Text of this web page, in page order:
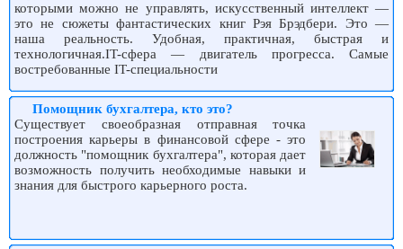
которыми можно не управлять, искусственный интеллект —
это не сюжеты фантастических книг Рэя Брэдбери. Это —
наша реальность. Удобная, практичная, быстрая и
технологичная.IT-сфера — двигатель прогресса. Самые
востребованные IT-специальности
Помощник бухгалтера, кто это?
Существует своеобразная отправная точка
построения карьеры в финансовой сфере - это
должность "помощник бухгалтера", которая дает
возможность получить необходимые навыки и
знания для быстрого карьерного роста.